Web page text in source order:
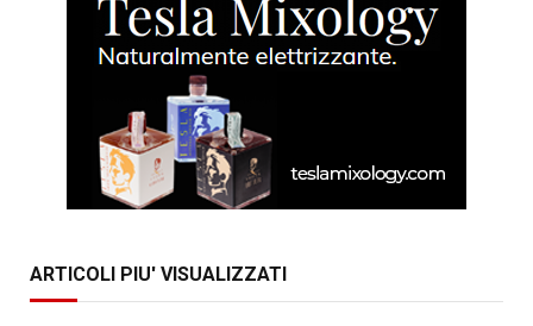
ARTICOLI PIU' VISUALIZZATI